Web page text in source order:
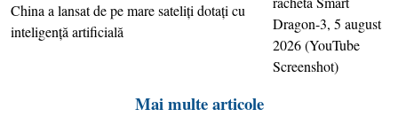
China a lansat de pe mare sateliţi dotaţi cu
inteligenţă artificială
Mai multe articole